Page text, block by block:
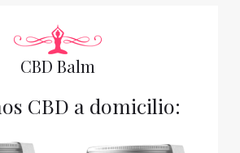
CBD Balm
CBD a domicilio: